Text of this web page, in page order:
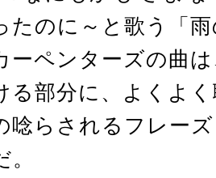
たのに～と歌う「
ーペンターズの曲
る部分に、よくよ
唸らされるフレー